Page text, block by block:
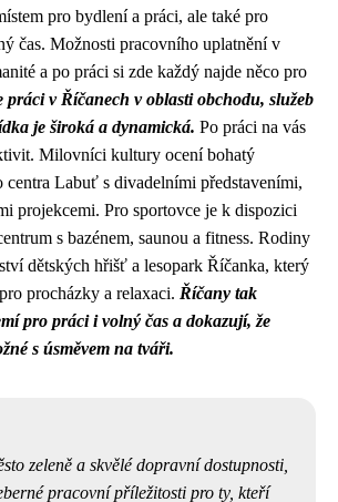
pro bydlení a práci, ale také pro
čas. Možnosti pracovního uplatnění v
a po práci si zde každý najde něco pro
v Říčanech v oblasti obchodu, služeb
je široká a dynamická. Po práci na vás
Milovníci kultury ocení bohatý
Labuť s divadelními představeními,
projekcemi. Pro sportovce je k dispozici
s bazénem, saunou a fitness. Rodiny
dětských hřišť a lesopark Říčanka, který
procházky a relaxaci. Říčany tak
pro práci i volný čas a dokazují, že
s úsměvem na tváři.
zeleně a skvělé dopravní dostupnosti,
pracovní příležitosti pro ty, kteří